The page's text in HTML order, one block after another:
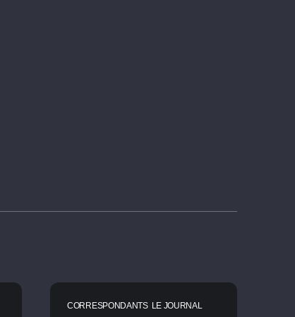
CORRESPONDANTS LE JOURNAL